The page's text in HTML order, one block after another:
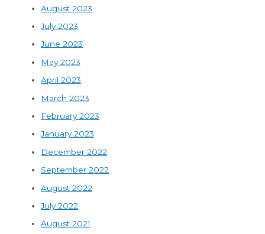
August 2023
July 2023
June 2023
May 2023
April 2023
March 2023
February 2023
January 2023
December 2022
September 2022
August 2022
July 2022
August 2021